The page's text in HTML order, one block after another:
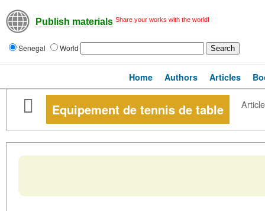
Publish materials Share your works with the world!
Senegal World
Home Authors Articles
Equipement de tennis de table